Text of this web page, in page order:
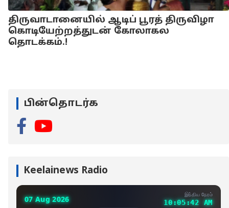
திருவாடானையில் ஆடிப் பூரத் திருவிழா
கொடியேற்றத்துடன் கோலாகல
தொடக்கம்.!
பின்தொடர்க
Keelainews Radio